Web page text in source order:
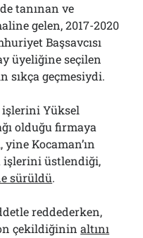
tanınan ve
gelen, 2017-2020
Başsavcısı
üyeliğine seçilen
sıkça geçmesiydi.
işlerini Yüksel
olduğu firmaya
Kocaman’ın
işlerini üstlendiği,
sürüldü.
reddederken,
çekildiğininaltını